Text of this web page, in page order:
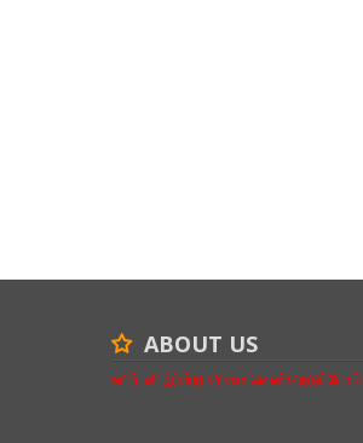
ABOUT US
உயிர்பலி இன்றி உரிமை வென்றெடுப்போம்